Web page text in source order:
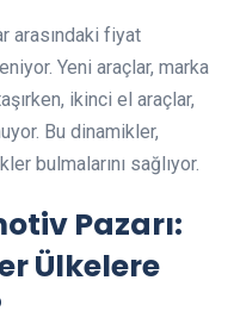
arasındaki fiyat
Yeni araçlar, marka
ikinci el araçlar,
Bu dinamikler,
bulmalarını sağlıyor.
Pazarı:
Ülkelere